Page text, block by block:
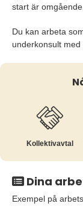
start är omgående.
Du kan arbeta
underkonsult med
Kollektiv­avtal
Dina
Exempel på